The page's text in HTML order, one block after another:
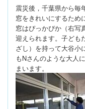
震災後，千葉県から毎
窓をきれいにするため
窓はぴっかぴか（右写
迎えられます。子ども
ざし）を持って大谷小
もNさんのような大人
まいます。